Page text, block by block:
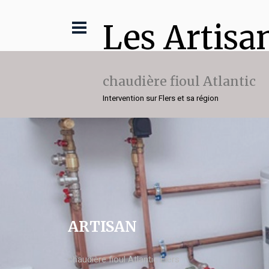
Les
chaudière fioul Atlantic
Intervention sur Flers et sa région
ARTISAN
chaudière fioul Atlantic Flers